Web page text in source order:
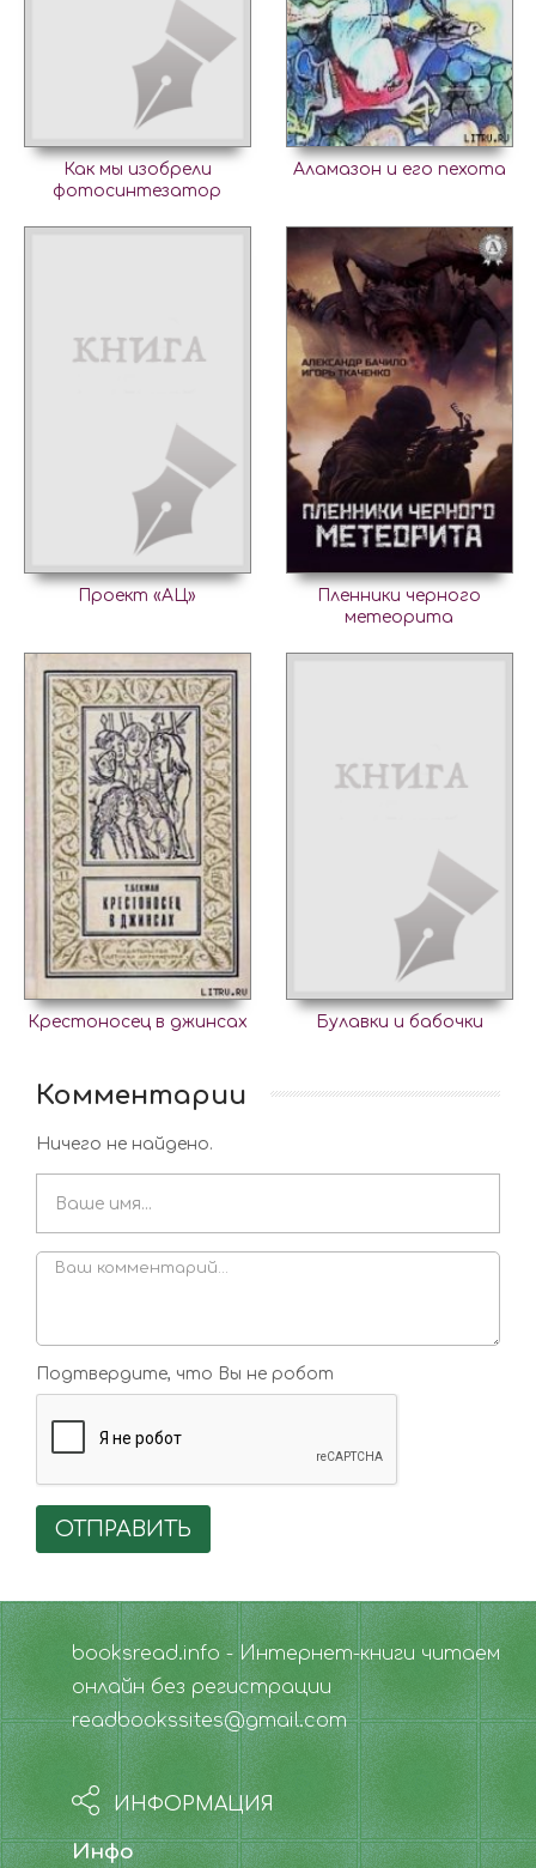
Как мы изобрели
фотосинтезатор
Аламазон и его пехота
Проект «АЦ»
Пленники черного
метеорита
Крестоносец в джинсах Булавки и бабочки
Комментарии
Ничего не найдено.
Подтвердите, что Вы не робот
ОТПРАВИТЬ
booksread.info - Интернет-книги читаем
онлайн без регистрации
readbookssites@gmail.com
ИНФОРМАЦИЯ
Инфо